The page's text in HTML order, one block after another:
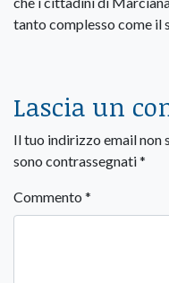
tanto complesso come il
Lascia un
Il tuo indirizzo email non
sono contrassegnati*
Commento *